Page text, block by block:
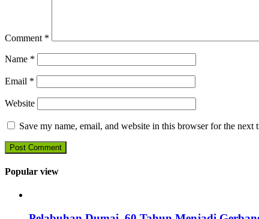
Comment *
Name *
Email *
Website
Save my name, email, and website in this browser for the next
Popular view